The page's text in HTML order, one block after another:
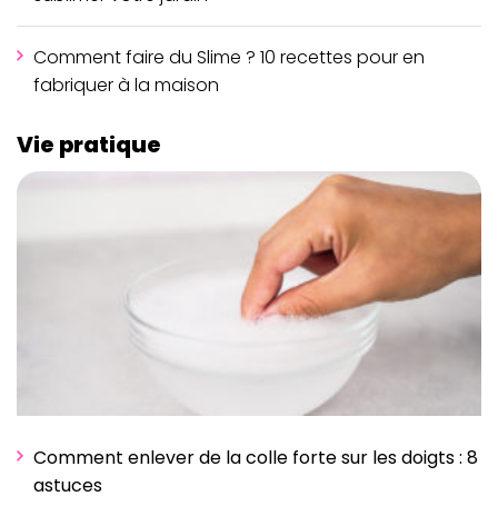
Comment faire du Slime ? 10 recettes pour en
fabriquer à la maison
Vie pratique
Comment enlever de la colle forte sur les doigts : 8
astuces